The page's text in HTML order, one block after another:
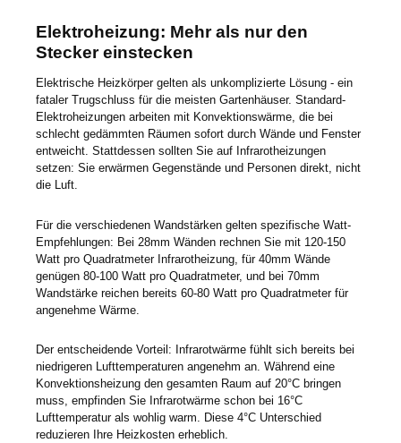
Elektroheizung: Mehr als nur den
Stecker einstecken
Elektrische Heizkörper gelten als unkomplizierte Lösung - ein
fataler Trugschluss für die meisten Gartenhäuser. Standard-
Elektroheizungen arbeiten mit Konvektionswärme, die bei
schlecht gedämmten Räumen sofort durch Wände und Fenster
entweicht. Stattdessen sollten Sie auf Infrarotheizungen
setzen: Sie erwärmen Gegenstände und Personen direkt, nicht
die Luft.
Für die verschiedenen Wandstärken gelten spezifische Watt-
Empfehlungen: Bei 28mm Wänden rechnen Sie mit 120-150
Watt pro Quadratmeter Infrarotheizung, für 40mm Wände
genügen 80-100 Watt pro Quadratmeter, und bei 70mm
Wandstärke reichen bereits 60-80 Watt pro Quadratmeter für
angenehme Wärme.
Der entscheidende Vorteil: Infrarotwärme fühlt sich bereits bei
niedrigeren Lufttemperaturen angenehm an. Während eine
Konvektionsheizung den gesamten Raum auf 20°C bringen
muss, empfinden Sie Infrarotwärme schon bei 16°C
Lufttemperatur als wohlig warm. Diese 4°C Unterschied
reduzieren Ihre Heizkosten erheblich.